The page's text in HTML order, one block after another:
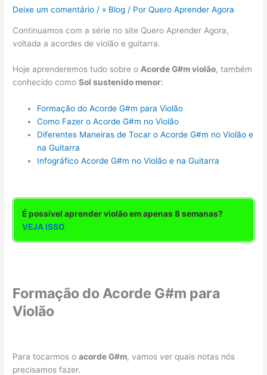
Deixe um comentário / » Blog / PorQuero Aprender Agora
Continuamos com a série no site Quero Aprender Agora,
voltada a acordes de violão e guitarra.
Hoje aprenderemos tudo sobre oAcorde G#m violão, também
conhecido comoSol sustenido menor:
Formação do Acorde G#m para Violão
Como Fazer o Acorde G#m no Violão
Diferentes Maneiras de Tocar o Acorde G#m no Violão e
na Guitarra
Infográfico Acorde G#m no Violão e na Guitarra
É possível aprender violão em apenas 8 semanas?
VEJA ISSO
Formação do Acorde G#m para
Violão
Para tocarmos oacorde G#m, vamos ver quais notas nós
precisamos fazer.